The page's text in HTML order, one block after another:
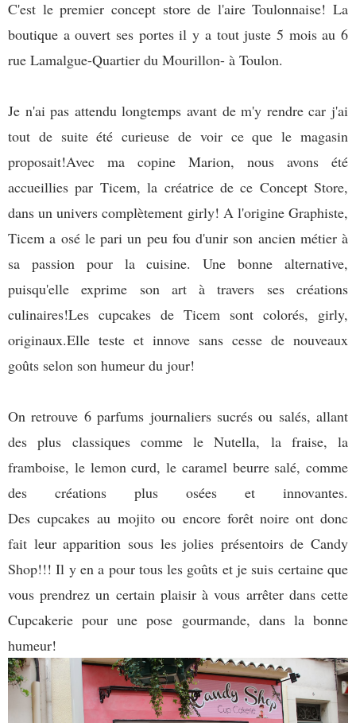
C'est le premier concept store de l'aire Toulonnaise! La
boutique a ouvert ses portes il y a tout juste 5 mois au 6
rue Lamalgue-Quartier du Mourillon- à Toulon.
Je n'ai pas attendu longtemps avant de m'y rendre car j'ai
tout de suite été curieuse de voir ce que le magasin
proposait!Avec ma copine Marion, nous avons été
accueillies par Ticem, la créatrice de ce Concept Store,
dans un univers complètement girly! A l'origine Graphiste,
Ticem a osé le pari un peu fou d'unir son ancien métier à
sa passion pour la cuisine. Une bonne alternative,
puisqu'elle exprime son art à travers ses créations
culinaires!Les cupcakes de Ticem sont colorés, girly,
originaux.Elle teste et innove sans cesse de nouveaux
goûts selon son humeur du jour!
On retrouve 6 parfums journaliers sucrés ou salés, allant
des plus classiques comme le Nutella, la fraise, la
framboise, le lemon curd, le caramel beurre salé, comme
des créations plus osées et innovantes.
Des cupcakes au mojito ou encore forêt noire ont donc
fait leur apparition sous les jolies présentoirs de Candy
Shop!!! Il y en a pour tous les goûts et je suis certaine que
vous prendrez un certain plaisir à vous arrêter dans cette
Cupcakerie pour une pose gourmande, dans la bonne
humeur!